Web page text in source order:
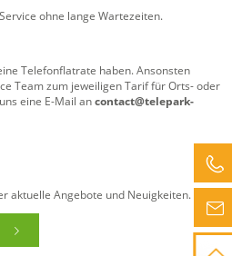
ohne lange Wartezeiten.
Telefonflatrate haben. Ansonsten
Team zum jeweiligen Tarif für Orts- oder
eine E-Mail ancontact@telepark-
aktuelle Angebote und Neuigkeiten.